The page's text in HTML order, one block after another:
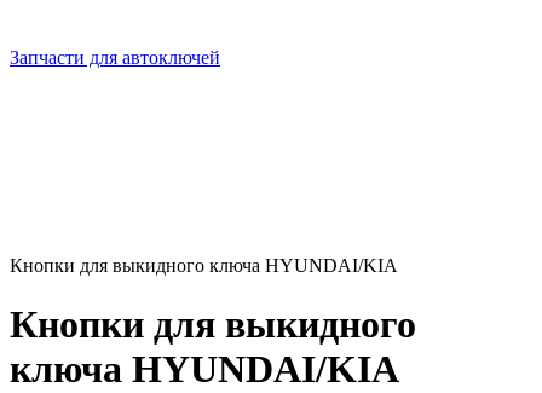
Запчасти для автоключей
Кнопки для выкидного ключа HYUNDAI/KIA
Кнопки для выкидного
ключа HYUNDAI/KIA